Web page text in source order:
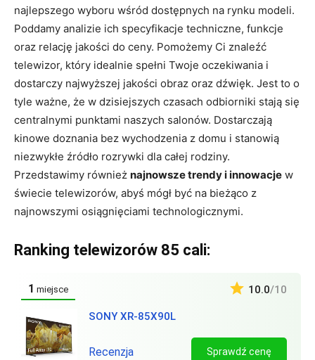
najlepszego wyboru wśród dostępnych na rynku modeli.
Poddamy analizie ich specyfikacje techniczne, funkcje
oraz relację jakości do ceny. Pomożemy Ci znaleźć
telewizor, który idealnie spełni Twoje oczekiwania i
dostarczy najwyższej jakości obraz oraz dźwięk. Jest to o
tyle ważne, że w dzisiejszych czasach odbiorniki stają się
centralnymi punktami naszych salonów. Dostarczają
kinowe doznania bez wychodzenia z domu i stanowią
niezwykłe źródło rozrywki dla całej rodziny.
Przedstawimy również najnowsze trendy i innowacje w
świecie telewizorów, abyś mógł być na bieżąco z
najnowszymi osiągnięciami technologicznymi.
Ranking telewizorów 85 cali:
1 miejsce
SONY XR-85X90L
10.0/10
Recenzja Sprawdź cenę